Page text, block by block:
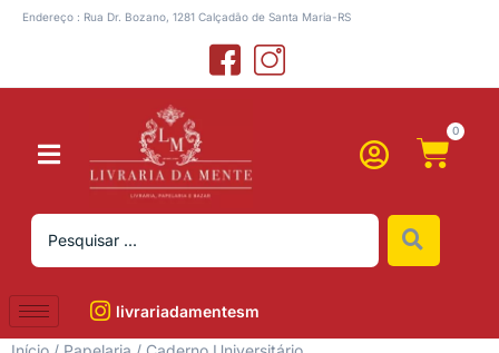
Endereço : Rua Dr. Bozano, 1281 Calçadão de Santa Maria-RS
0
livrariadamentesm